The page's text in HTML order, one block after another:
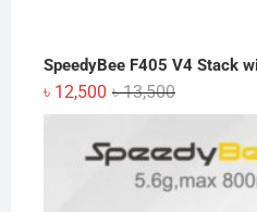
SpeedyBee F405 V4 Stack
৳13,500Original
price
was:
৳ 13,500.
৳ 12,500
Current
price
is:
৳ 12,500.